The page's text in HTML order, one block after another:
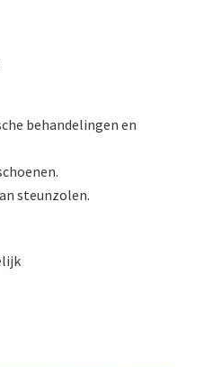
behandelingen en
steunzolen.